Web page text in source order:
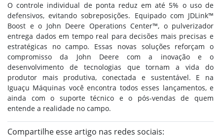
O controle individual de ponta reduz em até 5% o uso de
defensivos, evitando sobreposições. Equipado com JDLink™
Boost e o John Deere Operations Center™, o pulverizador
entrega dados em tempo real para decisões mais precisas e
estratégicas no campo. Essas novas soluções reforçam o
compromisso da John Deere com a inovação e o
desenvolvimento de tecnologias que tornam a vida do
produtor mais produtiva, conectada e sustentável. E na
Iguaçu Máquinas você encontra todos esses lançamentos, e
ainda com o suporte técnico e o pós-vendas de quem
entende a realidade no campo.
Compartilhe esse artigo nas redes sociais: